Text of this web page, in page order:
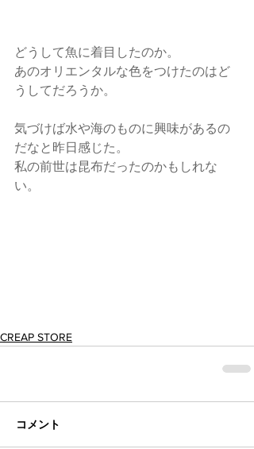
どうして魚に着目したのか。
あのオリエンタルな色をつけたのはど
うしてだろうか。
気づけば水や海のものに興味があるの
だなと昨日感じた。
私の前世は昆布だったのかもしれな
い。
CREAP STORE
コメント